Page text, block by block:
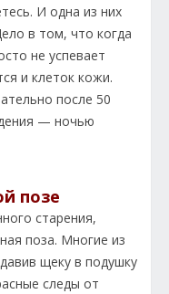
И одна из них
в том, что когда
не успевает
и клеток кожи.
после 50
— ночью
позе
старения,
поза. Многие из
щеку в подушку
следы от